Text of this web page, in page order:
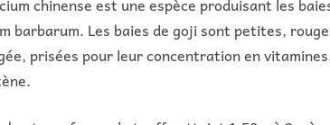
barbarum. Les baies de goji sont petites,
prisées pour leur concentration en